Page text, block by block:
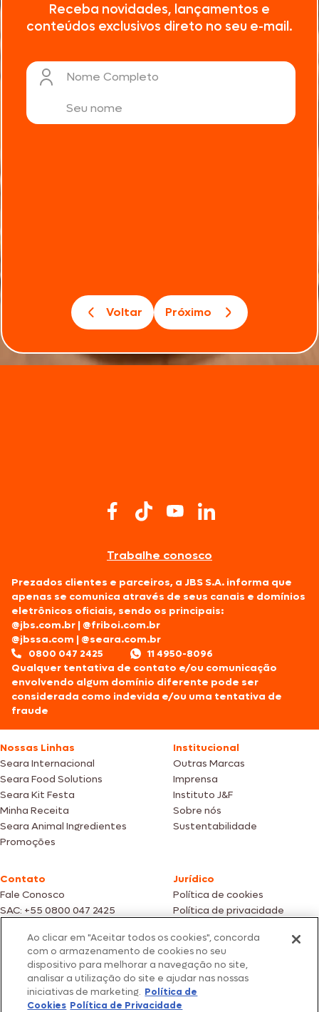
Receba novidades, lançamentos e
conteúdos exclusivos direto no seu e-mail.
Nome Completo
Voltar Próximo
Trabalhe conosco
Prezados clientes e parceiros, a JBS S.A. informa que
apenas se comunica através de seus canais e domínios
eletrônicos oficiais, sendo os principais:
@jbs.com.br |@friboi.com.br
@jbssa.com |@seara.com.br
0800 047 2425
11 4950-8096
Qualquer tentativa de contato e/ou comunicação
envolvendo algum domínio diferente pode ser
considerada como indevida e/ou uma tentativa de
fraude
Nossas Linhas
Seara Internacional
Seara Food Solutions
Seara Kit Festa
Minha Receita
Seara Animal Ingredientes
Promoções
Institucional
Outras Marcas
Imprensa
Instituto J&F
Sobre nós
Sustentabilidade
Contato
Fale Conosco
SAC: +55 0800 047 2425
Jurídico
Política de cookies
Política de privacidade
Fotos meramente ilustrativas | Ofertas válidas enquanto durarem os
estoques dos nossos parceiros | Vendas sujeitas a análise e confirmação
de dados.
Os preços, promoções e condições de pagamento são válidos
exclusivamente para compras efetuadas em nossos parceiros.
Todos os produtos estão sujeitos a disponibilidade de estoque.
Ao clicar em "Aceitar todos os cookies", concorda
com o armazenamento de cookies no seu
dispositivo para melhorar a navegação no site,
analisar a utilização do site e ajudar nas nossas
iniciativas de marketing. Política de
Cookies Política de Privacidade